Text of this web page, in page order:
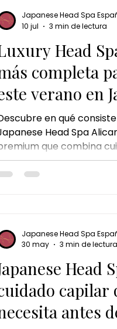
alicante
Head
completa
verano en
Alicante
en qué
Head Spa
que combina
corporal y
incluye, para quién
Japanese Head Spa
10 jul
3 min de lectura
Head
capilar
antes
Japanese Head Spa
30 may
3 min de lectura